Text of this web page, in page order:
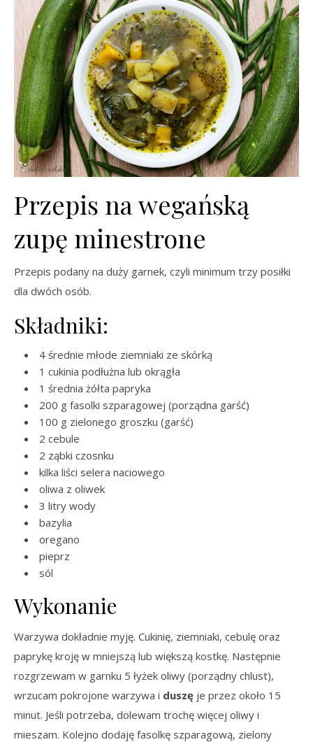
Przepis na wegańską
zupę minestrone
Przepis podany na duży garnek, czyli minimum trzy posiłki
dla dwóch osób.
Składniki:
4 średnie młode ziemniaki ze skórką
1 cukinia podłużna lub okrągła
1 średnia żółta papryka
200 g fasolki szparagowej (porządna garść)
100 g zielonego groszku (garść)
2 cebule
2 ząbki czosnku
kilka liści selera naciowego
oliwa z oliwek
3 litry wody
bazylia
oregano
pieprz
sól
Wykonanie
Warzywa dokładnie myję. Cukinię, ziemniaki, cebulę oraz
paprykę kroję w mniejszą lub większą kostkę. Następnie
rozgrzewam w garnku 5 łyżek oliwy (porządny chlust),
wrzucam pokrojone warzywa i duszę je przez około 15
minut. Jeśli potrzeba, dolewam trochę więcej oliwy i
mieszam. Kolejno dodaję fasolkę szparagową, zielony